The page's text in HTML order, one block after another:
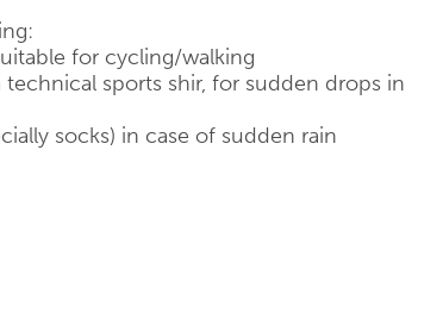
for cycling/walking
technical sports shir, for sudden drops in
socks) in case of sudden rain